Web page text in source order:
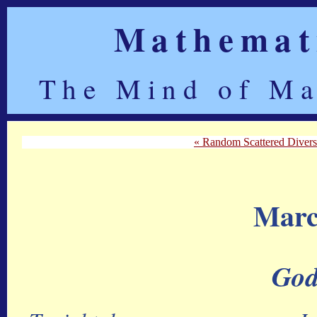
The Mind of
« Random Scattered